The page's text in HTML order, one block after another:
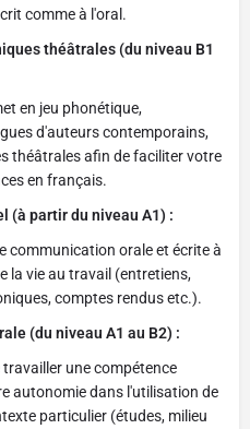
comme à l'oral.
théâtrales (du niveau B1
en jeu phonétique,
d'auteurs contemporains,
théâtrales afin de faciliter votre
en français.
(à partir du niveau A1) :
communication orale et écrite à
la vie au travail (entretiens,
comptes rendus etc.).
(du niveau A1 au B2) :
une compétence
autonomie dans l'utilisation de
particulier (études, milieu